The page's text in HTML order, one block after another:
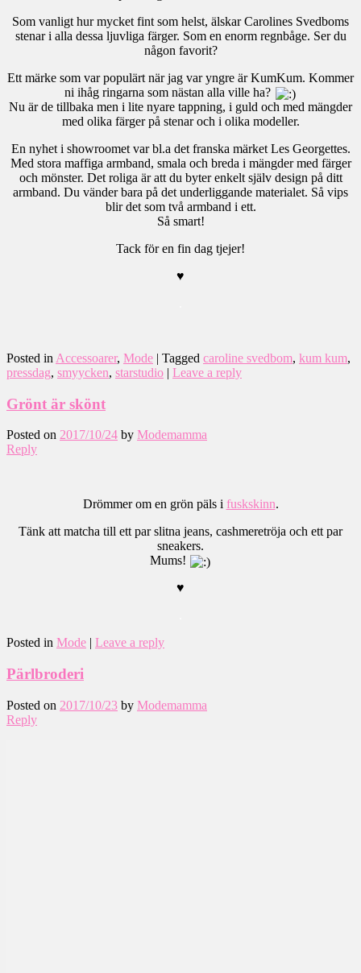
Som vanligt hur mycket fint som helst, älskar Carolines Svedboms
stenar i alla dessa ljuvliga färger. Som en enorm regnbåge. Ser du
någon favorit?
Ett märke som var populärt när jag var yngre är KumKum. Kommer
ni ihåg ringarna som nästan alla ville ha?
Nu är de tillbaka men i lite nyare tappning, i guld och med mängder
med olika färger på stenar och i olika modeller.
En nyhet i showroomet var bl.a det franska märket Les Georgettes.
Med stora maffiga armband, smala och breda i mängder med färger
och mönster. Det roliga är att du byter enkelt själv design på ditt
armband. Du vänder bara på det underliggande materialet. Så vips
blir det som två armband i ett.
Så smart!
Tack för en fin dag tjejer!
♥
Posted in Accessoarer, Mode | Tagged caroline svedbom, kum kum,
pressdag, smyycken, starstudio | Leave a reply
Grönt är skönt
Posted on 2017/10/24 by Modemamma
Reply
Drömmer om en grön päls i fuskskinn.
Tänk att matcha till ett par slitna jeans, cashmeretröja och ett par
sneakers.
Mums!
♥
Posted in Mode Leave a reply
Pärlbroderi
Posted on 2017/10/23 by Modemamma
Reply